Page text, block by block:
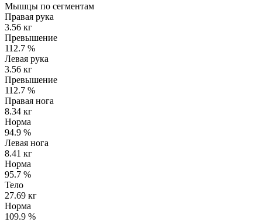
Мышцы по сегментам
Правая рука
3.56 кг
Превышение
112.7 %
Левая рука
3.56 кг
Превышение
112.7 %
Правая нога
8.34 кг
Норма
94.9 %
Левая нога
8.41 кг
Норма
95.7 %
Тело
27.69 кг
Норма
109.9 %